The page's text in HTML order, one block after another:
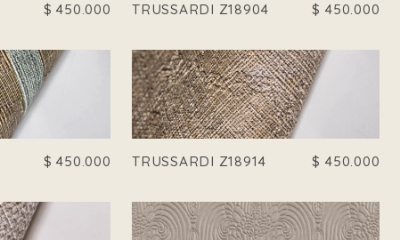
$ 450.000 TRUSSARDI Z18904 $ 450.000
$ 450.000 TRUSSARDI Z18914 $ 450.000